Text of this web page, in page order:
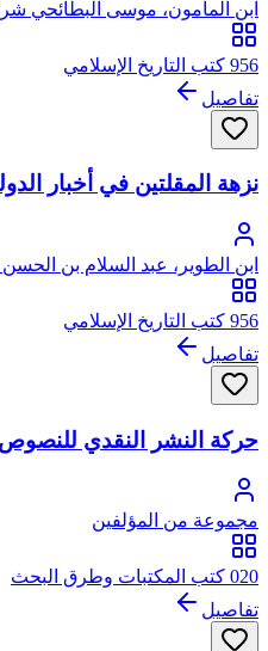
ابن المأمون، موسى البطائحي
956 كتب التاريخ الإسلامي
تفاصيل
نزهة المقلتين في أخبار
ابن الطوير، عبد السلام بن
956 كتب التاريخ الإسلامي
تفاصيل
حركة النشر النقدي
مجموعة من المؤلفين
020 كتب المكتبات وطرق البحث
تفاصيل